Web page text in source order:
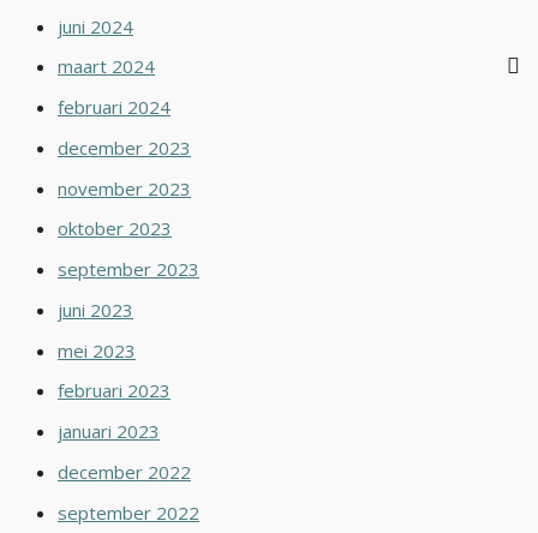
juni 2024
maart 2024
februari 2024
december 2023
november 2023
oktober 2023
september 2023
juni 2023
mei 2023
februari 2023
januari 2023
december 2022
september 2022